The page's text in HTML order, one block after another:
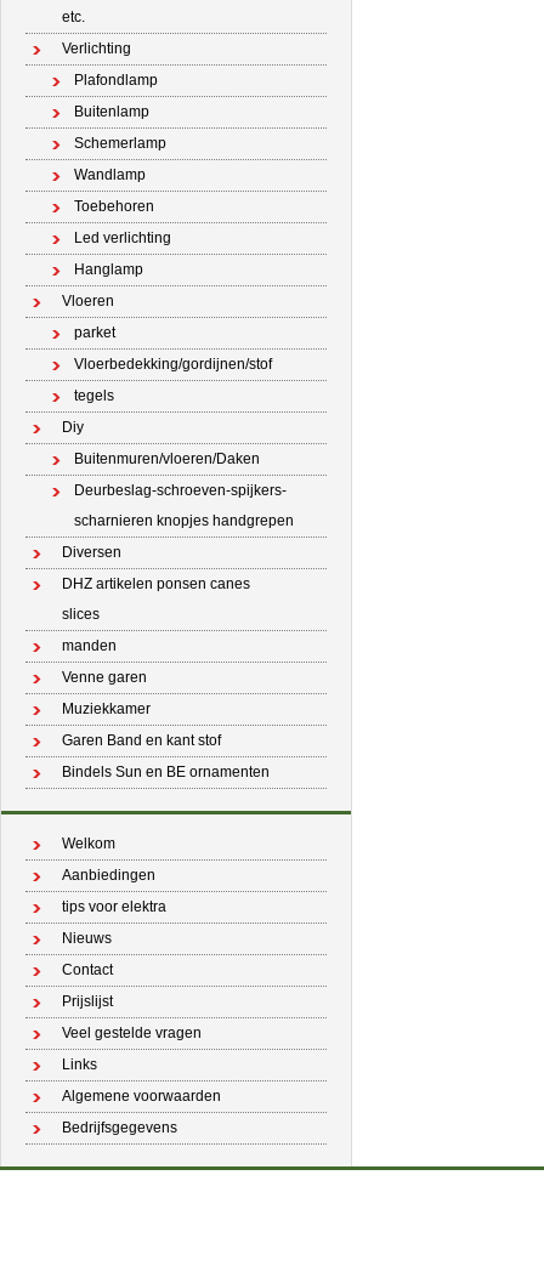
etc.
Verlichting
Plafondlamp
Buitenlamp
Schemerlamp
Wandlamp
Toebehoren
Led verlichting
Hanglamp
Vloeren
parket
Vloerbedekking/gordijnen/stof
tegels
Diy
Buitenmuren/vloeren/Daken
Deurbeslag-schroeven-spijkers-
scharnieren knopjes handgrepen
Diversen
DHZ artikelen ponsen canes
slices
manden
Venne garen
Muziekkamer
Garen Band en kant stof
Bindels Sun en BE ornamenten
Welkom
Aanbiedingen
tips voor elektra
Nieuws
Contact
Prijslijst
Veel gestelde vragen
Links
Algemene voorwaarden
Bedrijfsgegevens